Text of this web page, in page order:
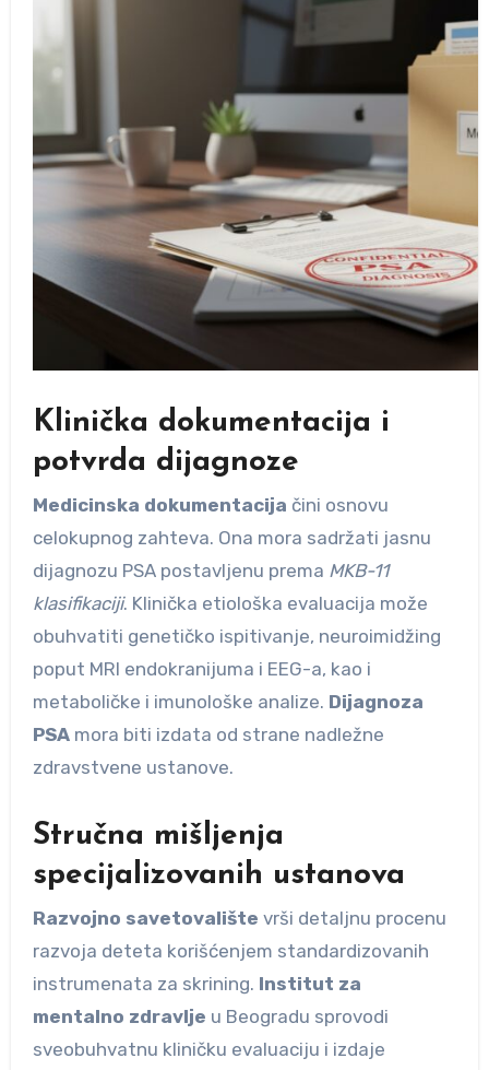
Klinička dokumentacija i
potvrda dijagnoze
Medicinska dokumentacija čini osnovu
celokupnog zahteva. Ona mora sadržati jasnu
dijagnozu PSA postavljenu prema MKB-11
klasifikaciji. Klinička etiološka evaluacija može
obuhvatiti genetičko ispitivanje, neuroimidžing
poput MRI endokranijuma i EEG-a, kao i
metaboličke i imunološke analize. Dijagnoza
PSAmora biti izdata od strane nadležne
zdravstvene ustanove.
Stručna mišljenja
specijalizovanih ustanova
Razvojno savetovalište vrši detaljnu procenu
razvoja deteta korišćenjem standardizovanih
instrumenata za skrining. Institut za
mentalno zdravlje u Beogradu sprovodi
sveobuhvatnu kliničku evaluaciju i izdaje